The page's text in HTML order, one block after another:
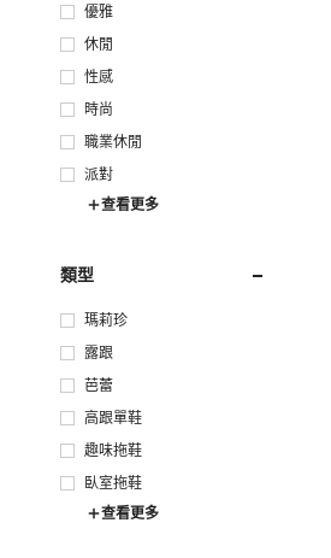
優雅
休閒
性感
時尚
職業休閒
派對
查看更多
類型
瑪莉珍
露跟
芭蕾
高跟單鞋
趣味拖鞋
臥室拖鞋
查看更多